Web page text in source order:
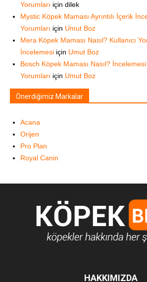
Yorumları için dilek
Mystic Köpek Maması Ayrıntılı İçerik
Yorumları için Umut Boz
Mera Köpek Maması Nasıl? Kullanıcı
İncelemesi için Umut Boz
Bosch Köpek Maması Nasıl? İncelemesi
Yorumları için Umut Boz
Önerdiğimiz Markalar
Acana
Orijen
Pro Plan
Royal Canin
HAKKIMIZDA